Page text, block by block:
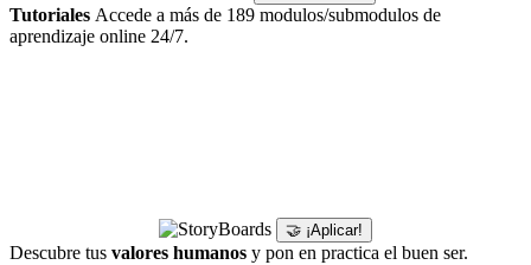
Tutoriales Accede a más de 189 modulos/submodulos de
aprendizaje online 24/7.
🤝 ¡Aplicar!
Descubre tus valores humanos y pon en practica el buen ser.